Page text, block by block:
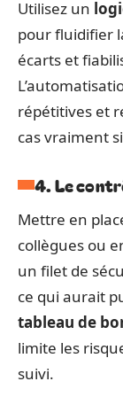
Utilisez un
pour fluidifier
écarts et
répétitives et
cas vraiment
4. Le
Mettre en
collègues ou
un filet de
ce qui aurait
tableau de
limite les
suivi.